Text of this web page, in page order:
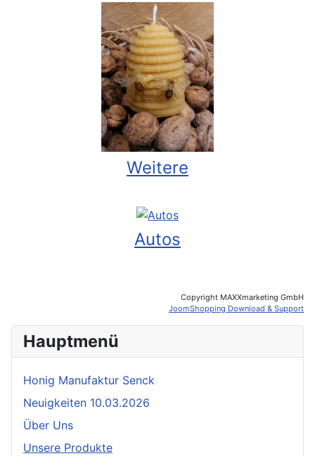
Weitere
Autos
Copyright MAXXmarketing GmbH
JoomShopping Download & Support
Hauptmenü
Honig Manufaktur Senck
Neuigkeiten 10.03.2026
Über Uns
Unsere Produkte